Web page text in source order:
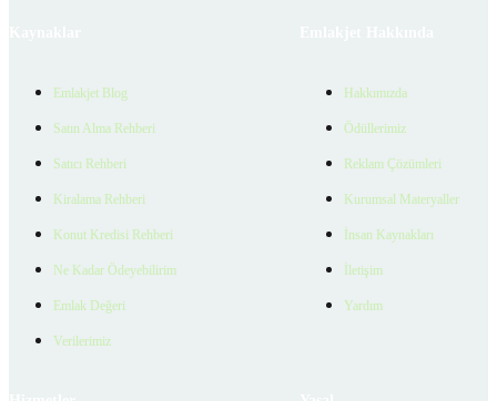
Emlakjet Blog
Satın Alma Rehberi
Satıcı Rehberi
Kiralama Rehberi
Konut Kredisi Rehberi
Ne Kadar Ödeyebilirim
Emlak Değeri
Verilerimiz
Hakkımızda
Ödüllerimiz
Reklam Çözümleri
Kurumsal Materyaller
İnsan Kaynakları
İletişim
Yardım